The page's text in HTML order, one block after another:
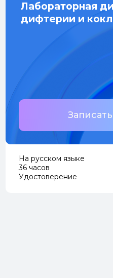
На русском языке
36 часов
Удостоверение
Лабораторная
дифтерии и